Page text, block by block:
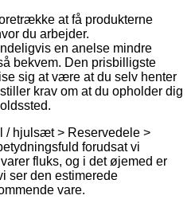
at få produkterne
du arbejder.
en anelse mindre
bekvem. Den prisbilligste
sig at være at du selv henter
krav om at du opholder dig
/ hjulsæt > Reservedele >
forudsat vi
fluks, og i det øjemed er
ser den estimerede
vare.